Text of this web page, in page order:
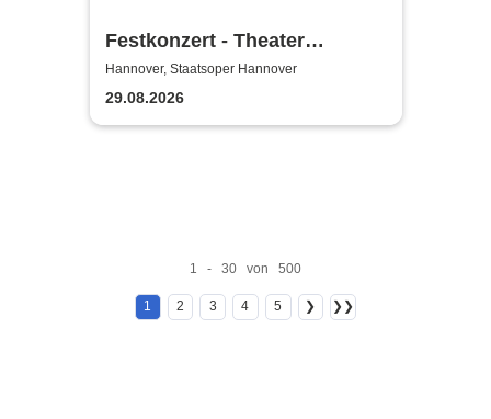
Festkonzert - Theater
Magdeburg
Hannover, Staatsoper Hannover
29.08.2026
1 - 30 von 500
1 2 3 4 5 ❯ ❯❯